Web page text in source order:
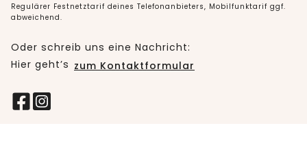
Regulärer Festnetztarif deines Telefonanbieters, Mobilfunktarif ggf.
abweichend.
Oder schreib uns eine Nachricht:
Hier geht’s zum Kontaktformular